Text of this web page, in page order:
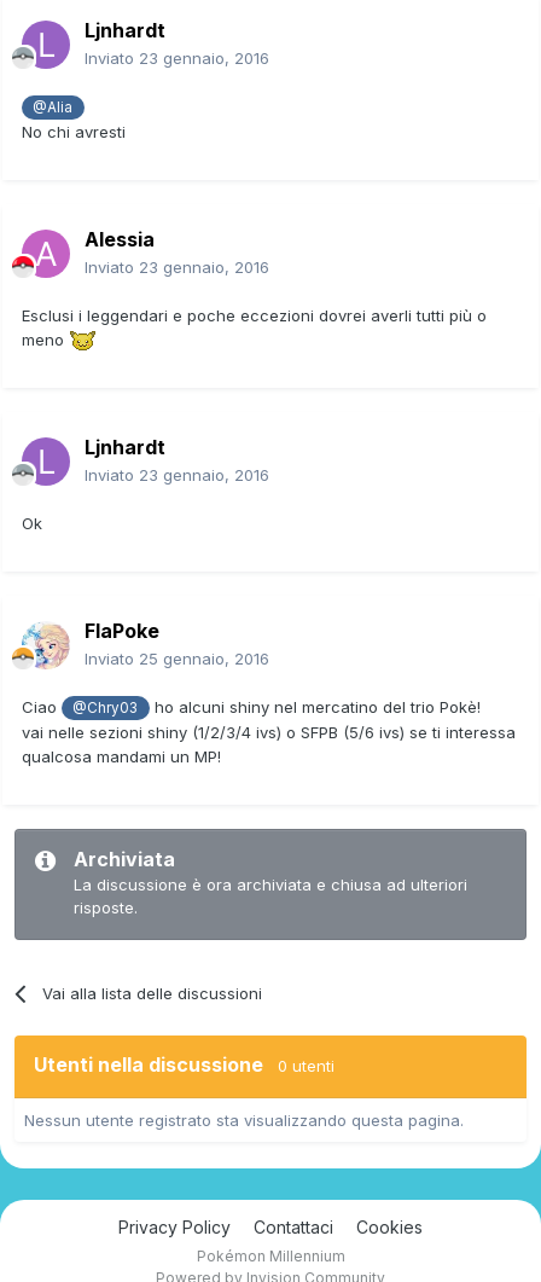
Ljnhardt
Inviato 23 gennaio, 2016
@Alia
No chi avresti
Alessia
Inviato 23 gennaio, 2016
Esclusi i leggendari e poche eccezioni dovrei averli tutti più o
meno
Ljnhardt
Inviato 23 gennaio, 2016
Ok
FlaPoke
Inviato 25 gennaio, 2016
Ciao @Chry03
ho alcuni shiny nel mercatino del trio Pokè!
vai nelle sezioni shiny (1/2/3/4 ivs) o SFPB (5/6 ivs) se ti interessa
qualcosa mandami un MP!
Archiviata
La discussione è ora archiviata e chiusa ad ulteriori
risposte.
Vai alla lista delle discussioni
Utenti nella discussione 0 utenti
Nessun utente registrato sta visualizzando questa pagina.
Privacy Policy Contattaci Cookies
Pokémon Millennium
Powered by Invision Community